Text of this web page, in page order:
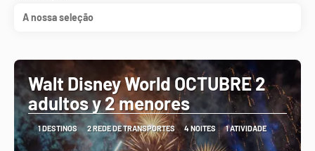
A nossa seleção
Walt Disney World OCTUBRE 2
adultos y 2 menores
1 DESTINOS 2 REDE DE TRANSPORTES 4 NOITES 1 ATIVIDADE